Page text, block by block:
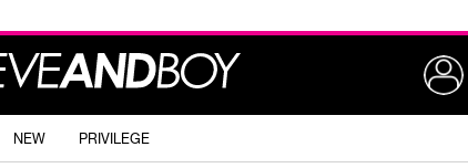
NEW PRIVILEGE